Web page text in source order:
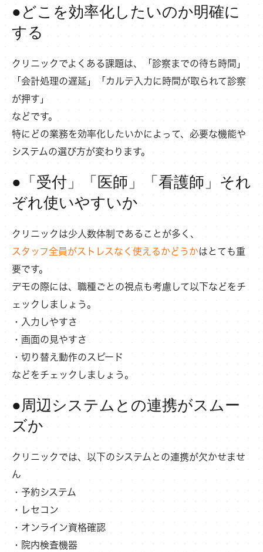
●どこを効率化したいのか明確に
する
クリニックでよくある課題は、「診察までの待ち時間」
「会計処理の遅延」「カルテ入力に時間が取られて診察
が押す」
などです。
特にどの業務を効率化したいかによって、必要な機能や
システムの選び方が変わります。
●「受付」「医師」「看護師」それ
ぞれ使いやすいか
クリニックは少人数体制であることが多く、
スタッフ全員がストレスなく使えるかどうかはとても重
要です。
デモの際には、職種ごとの視点も考慮して以下などをチ
ェックしましょう。
・入力しやすさ
・画面の見やすさ
・切り替え動作のスピード
などをチェックしましょう。
●周辺システムとの連携がスムー
ズか
クリニックでは、以下のシステムとの連携が欠かせませ
ん
・予約システム
・レセコン
・オンライン資格確認
・院内検査機器